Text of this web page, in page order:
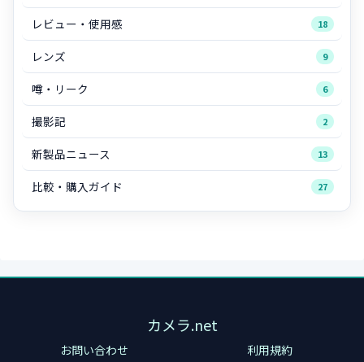
レビュー・使用感 18
レンズ 9
噂・リーク 6
撮影記 2
新製品ニュース 13
比較・購入ガイド 27
カメラ.net
お問い合わせ 利用規約